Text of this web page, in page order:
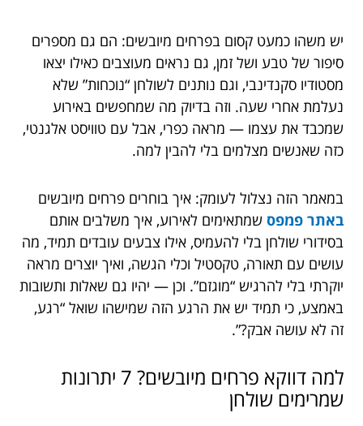
יש משהו כמעט קסום בפרחים מיובשים: הם גם מספרים
סיפור של טבע ושל זמן, גם נראים מעוצבים כאילו יצאו
מסטודיו סקנדינבי, וגם נותנים לשולחן “נוכחות” שלא
נעלמת אחרי שעה. וזה בדיוק מה שמחפשים באירוע
שמכבד את עצמו — מראה כפרי, אבל עם טוויסט אלגנטי,
כזה שאנשים מצלמים בלי להבין למה.
במאמר הזה נצלול לעומק: איך בוחרים פרחים מיובשים
באתר פמפס שמתאימים לאירוע, איך משלבים אותם
בסידורי שולחן בלי להעמיס, אילו צבעים עובדים תמיד, מה
עושים עם תאורה, טקסטיל וכלי הגשה, ואיך יוצרים מראה
יוקרתי בלי להרגיש “מוגזם”. וכן — יהיו גם שאלות ותשובות
באמצע, כי תמיד יש את הרגע הזה שמישהו שואל “רגע,
זה לא עושה אבק?”.
למה דווקא פרחים מיובשים? 7 יתרונות
שמרימים שולחן